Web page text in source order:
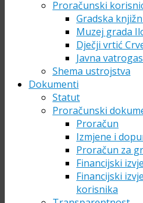
Proračunski
Gradska
Muzej grada
Dječji vrtić
Javna
Shema ustrojstva
Dokumenti
Statut
Proračunski
Proračun
Izmjene i
Proračun za
Financijski
Financijski
korisnika